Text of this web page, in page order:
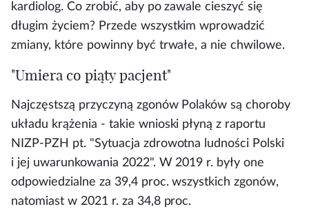
kardiolog. Co zrobić, aby po zawale cieszyć się
długim życiem? Przede wszystkim wprowadzić
zmiany, które powinny być trwałe, a nie chwilowe.
"Umiera co piąty pacjent"
Najczęstszą przyczyną zgonów Polaków są choroby
układu krążenia - takie wnioski płyną z raportu
NIZP-PZH pt. "Sytuacja zdrowotna ludności Polski
i jej uwarunkowania 2022". W 2019 r. były one
odpowiedzialne za 39,4 proc. wszystkich zgonów,
natomiast w 2021 r. za 34,8 proc.